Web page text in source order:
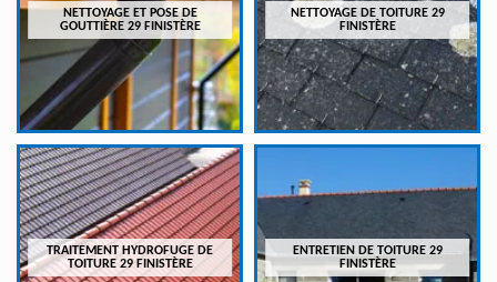
NETTOYAGE ET POSE DE
GOUTTIÈRE 29 FINISTÈRE
NETTOYAGE DE TOITURE 29
FINISTÈRE
TRAITEMENT HYDROFUGE DE
TOITURE 29 FINISTÈRE
ENTRETIEN DE TOITURE 29
FINISTÈRE